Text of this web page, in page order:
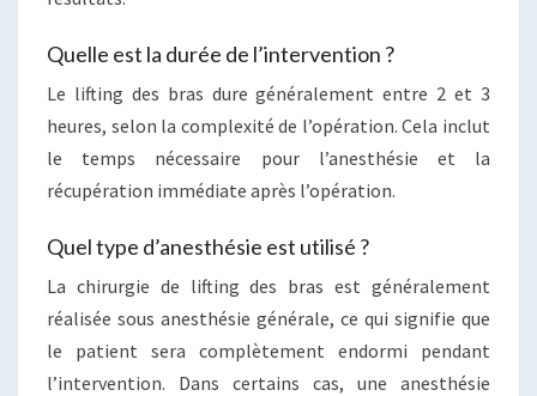
Quelle est la durée de l’intervention ?
Le lifting des bras dure généralement entre 2 et 3
heures, selon la complexité de l’opération. Cela inclut
le temps nécessaire pour l’anesthésie et la
récupération immédiate après l’opération.
Quel type d’anesthésie est utilisé ?
La chirurgie de lifting des bras est généralement
réalisée sous anesthésie générale, ce qui signifie que
le patient sera complètement endormi pendant
l’intervention. Dans certains cas, une anesthésie